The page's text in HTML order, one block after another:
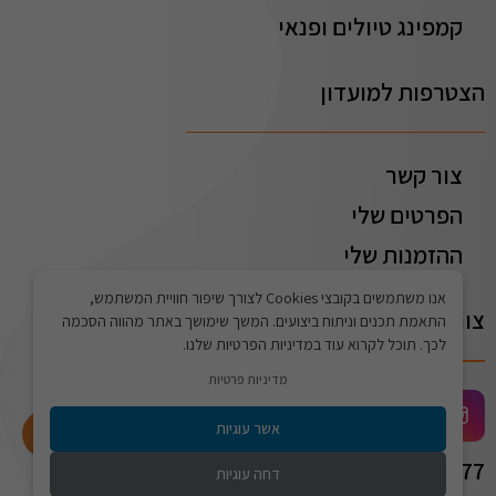
אנו משתמשים בקובצי Cookies לצורך שיפור חוויית המשתמש,
התאמת תכנים וניתוח ביצועים. המשך שימושך באתר מהווה הסכמה
לכך. תוכל לקרוא עוד במדיניות הפרטיות שלנו.
מדיניות פרטיות
אשר עוגיות
דחה עוגיות
קמפינג טיולים ופנאי
הצטרפות למועדון
צור קשר
הפרטים שלי
ההזמנות שלי
צור קשר
072-2775577